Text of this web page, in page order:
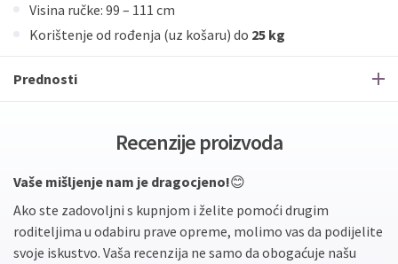
Visina ručke: 99 – 111 cm
Korištenje od rođenja (uz košaru) do 25 kg
Prednosti
Recenzije proizvoda
Vaše mišljenje nam je dragocjeno!😊
Ako ste zadovoljni s kupnjom i želite pomoći drugim
roditeljima u odabiru prave opreme, molimo vas da podijelite
svoje iskustvo. Vaša recenzija ne samo da obogaćuje našu